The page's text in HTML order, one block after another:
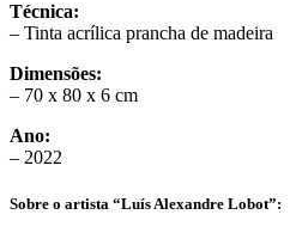
Técnica:
– Tinta acrílica prancha de madeira
Dimensões:
– 70 x 80 x 6 cm
Ano:
– 2022
Sobre o artista “Luís Alexandre Lobot”: